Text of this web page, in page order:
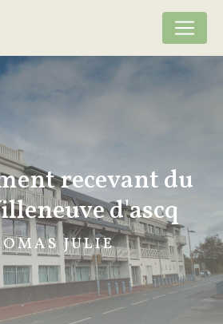
recevant du
d'ascq
JULIE